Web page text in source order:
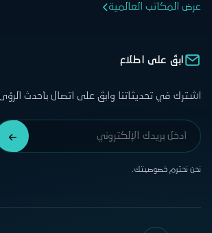
عرض المكاتب العالمية
ابقَ على اطلاع
اشترك في تحديثاتنا وابقَ على اتصال بأحدث الرؤى
نحن نحترم خصوصيتك.